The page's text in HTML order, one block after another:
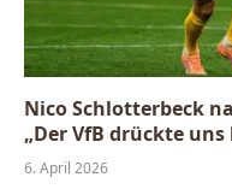
Nico Schlotterbeck
„Der VfB drückte
6. April 2026